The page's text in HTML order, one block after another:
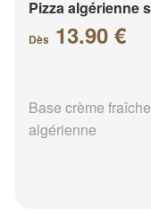
Pizza algérienne
Dès 13.90 €
Base crème
algérienne